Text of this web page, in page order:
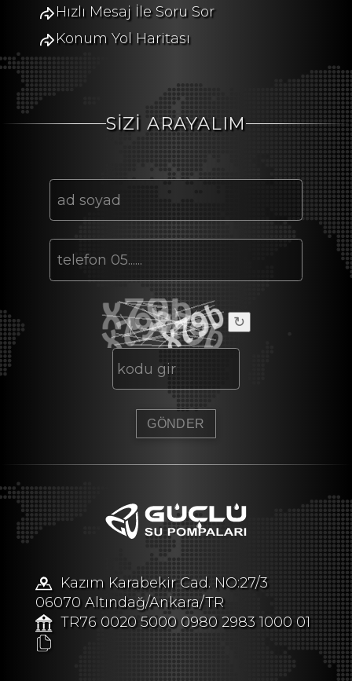
Hızlı Mesaj İle Soru Sor
Konum Yol Haritası
SİZİ ARAYALIM
↻
Kazım Karabekir Cad. NO:27/3
06070 Altındağ/Ankara/TR
TR76 0020 5000 0980 2983 1000 01